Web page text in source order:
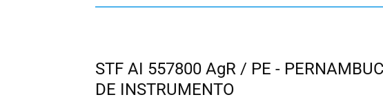
STF AI 557800 AgR / PE -
DE INSTRUMENTO